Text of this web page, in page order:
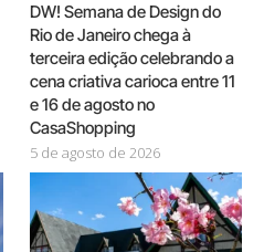
DW! Semana de Design do
Rio de Janeiro chega à
terceira edição celebrando a
cena criativa carioca entre 11
e 16 de agosto no
CasaShopping
5 de agosto de 2026